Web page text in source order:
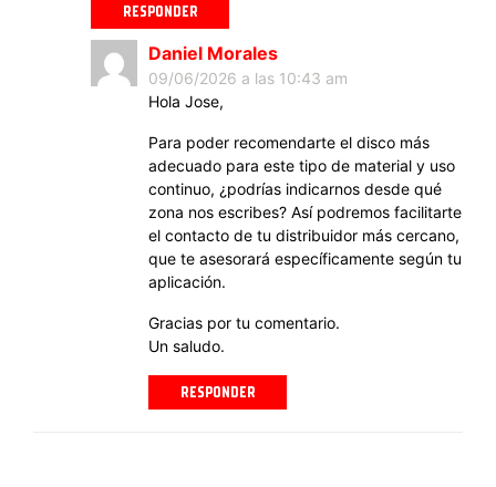
RESPONDER
Daniel Morales
09/06/2026 a las 10:43 am
Hola Jose,
Para poder recomendarte el disco más
adecuado para este tipo de material y uso
continuo, ¿podrías indicarnos desde qué
zona nos escribes? Así podremos facilitarte
el contacto de tu distribuidor más cercano,
que te asesorará específicamente según tu
aplicación.
Gracias por tu comentario.
Un saludo.
RESPONDER